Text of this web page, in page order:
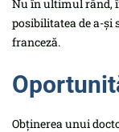
Nu în ultimul rând,
posibilitatea de a-și
franceză.
Obținerea unui